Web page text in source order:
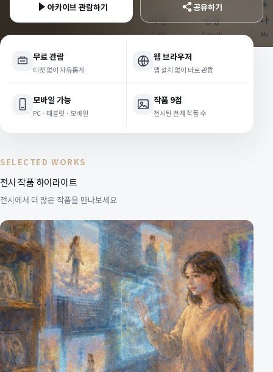
아카이브 관람하기 공유하기
무료 관람
티켓 없이 자유롭게
웹 브라우저
앱 설치 없이 바로 관람
모바일 가능
PC · 태블릿 · 모바일
작품 9점
전시된 전체 작품 수
SELECTED WORKS
전시 작품 하이라이트
전시에서 더 많은 작품을 만나보세요